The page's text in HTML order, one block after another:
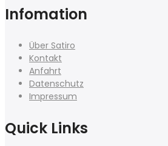
Infomation
Über Satiro
Kontakt
Anfahrt
Datenschutz
Impressum
Quick Links